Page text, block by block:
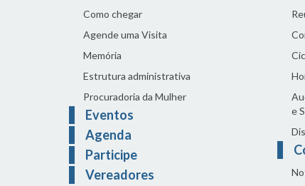
Como chegar
Agende uma Visita
Memória
Estrutura administrativa
Procuradoria da Mulher
Eventos
Agenda
Participe
Vereadores
e